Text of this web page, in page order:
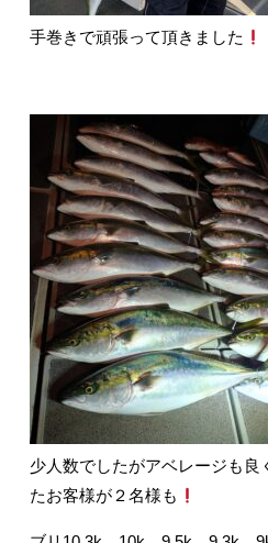
手巻きで頑張って頂きました
少人数でしたがアベレージも良
たお客様が２名様も